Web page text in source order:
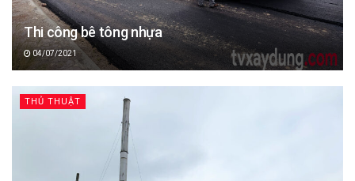
Thi công bê tông nhựa
04/07/2021
THỦ THUẬT